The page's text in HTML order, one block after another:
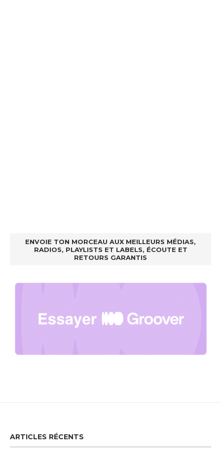
ENVOIE TON MORCEAU AUX MEILLEURS MÉDIAS,
RADIOS, PLAYLISTS ET LABELS, ÉCOUTE ET
RETOURS GARANTIS
ARTICLES RÉCENTS